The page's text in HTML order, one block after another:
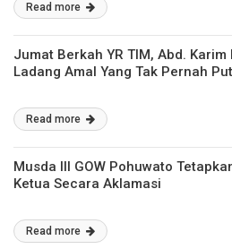
Read more
Jumat Berkah YR TIM, Abd.
Ladang Amal Yang Tak Pernah
Read more
Musda III GOW Pohuwato
Ketua Secara Aklamasi
Read more